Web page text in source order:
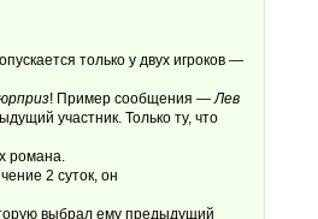
только у двух игроков —
! Пример сообщения —Лев
участник. Только ту, что
романа.
2 суток, он
выбрал ему предыдущий